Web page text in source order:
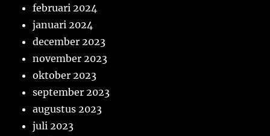
februari 2024
januari 2024
december 2023
november 2023
oktober 2023
september 2023
augustus 2023
juli 2023